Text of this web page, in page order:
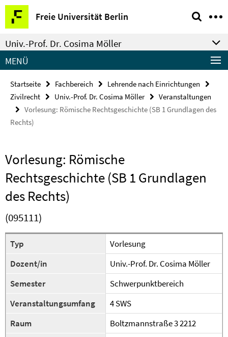
Springe
direkt
zu
Inhalt
Freie Universität Berlin
Service-
Navigation
Univ.-Prof. Dr. Cosima Möller
MENÜ
Startseite Fachbereich
Lehrende nach Einrichtungen
Zivilrecht
Univ.-Prof. Dr. Cosima Möller
Veranstaltungen
Vorlesung: Römische Rechtsgeschichte (SB 1 Grundlagen des
Rechts)
Vorlesung: Römische
Rechtsgeschichte (SB 1 Grundlagen
des Rechts)
(095111)
Typ
Vorlesung
Dozent/in
Univ.-Prof. Dr. Cosima Möller
Semester
Schwerpunktbereich
Veranstaltungsumfang
4 SWS
Raum
Boltzmannstraße 3 2212